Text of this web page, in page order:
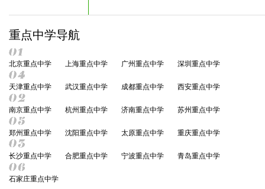
重点中学导航
北京重点中学 上海重点中学 广州重点中学 深圳重点中学
天津重点中学 武汉重点中学 成都重点中学 西安重点中学
南京重点中学 杭州重点中学 济南重点中学 苏州重点中学
郑州重点中学 沈阳重点中学 太原重点中学 重庆重点中学
长沙重点中学 合肥重点中学 宁波重点中学 青岛重点中学
石家庄重点中学